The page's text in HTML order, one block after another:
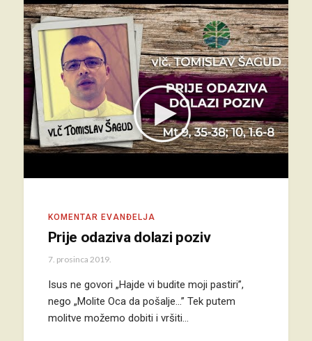
KOMENTAR EVANĐELJA
Prije odaziva dolazi poziv
7. prosinca 2019.
Isus ne govori „Hajde vi budite moji pastiri”,
nego „Molite Oca da pošalje...” Tek putem
molitve možemo dobiti i vršiti…